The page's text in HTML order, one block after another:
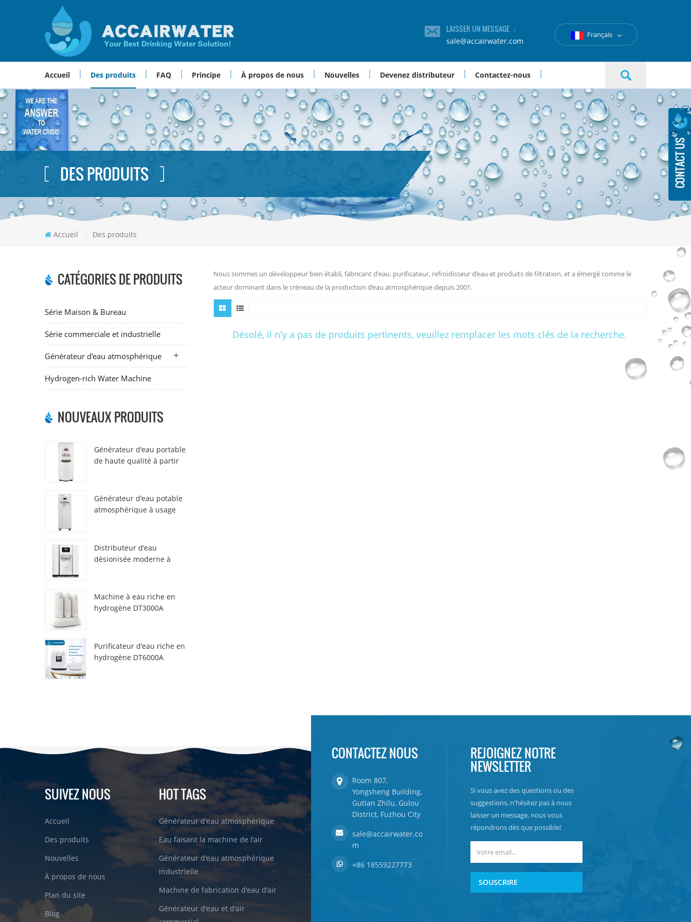
LAISSER UN MESSAGE ：
sale@accairwater.com
Français
Accueil Des produits FAQ Principe À propos de nous Nouvelles Devenez distributeur Contactez-nous
DES PRODUITS
Accueil / Des produits
CATÉGORIES DE PRODUITS
Série Maison & Bureau
Série commerciale et industrielle
Générateur d'eau atmosphérique
Hydrogen-rich Water Machine
NOUVEAUX PRODUITS
Générateur d'eau portable
de haute qualité à partir
Générateur d'eau potable
atmosphérique à usage
Distributeur d'eau
désionisée moderne à
Machine à eau riche en
hydrogène DT3000A
Purificateur d'eau riche en
hydrogène DT6000A
Nous sommes un développeur bien établi, fabricant d'eau. purificateur, refroidisseur d’eau et produits de filtration, et a émergé comme le
acteur dominant dans le créneau de la production d’eau atmosphérique depuis 2001.
Désolé, il n'y a pas de produits pertinents, veuillez remplacer les mots clés de la recherche.
SUIVEZ NOUS
Accueil
Des produits
Nouvelles
À propos de nous
Plan du site
Blog
HOT TAGS
Générateur d'eau atmosphérique
Eau faisant la machine de l'air
Générateur d'eau atmosphérique
industrielle
Machine de fabrication d'eau d'air
Générateur d'eau et d'air
CONTACTEZ NOUS
Room 807,
Yongsheng Building,
Gutian Zhilu, Gulou
District, Fuzhou City
sale@accairwater.co
m
+86 18559227773
REJOIGNEZ NOTRE
NEWSLETTER
Si vous avez des questions ou des
suggestions, n'hésitez pas à nous
laisser un message, nous vous
répondrons dès que possible!
SOUSCRIRE